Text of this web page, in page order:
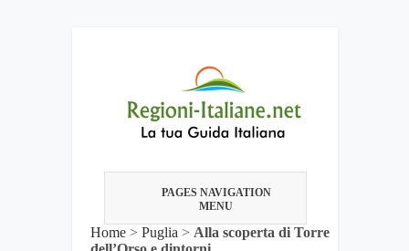
PAGES NAVIGATION
MENU
Home > Puglia > Alla scoperta di Torre